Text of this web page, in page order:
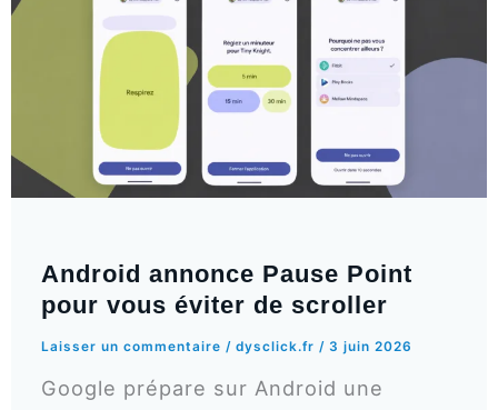
Android annonce Pause Point
pour vous éviter de scroller
Laisser un commentaire /dysclick.fr/ 3 juin 2026
Google prépare sur Android une